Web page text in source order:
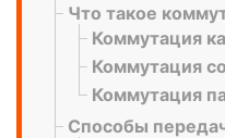
Что такое
Коммутация
Коммутация
Коммутация
Способы